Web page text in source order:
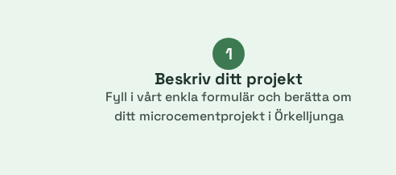
1
Beskriv ditt projekt
Fyll i vårt enkla formulär och berätta om
ditt microcementprojekt i Örkelljunga